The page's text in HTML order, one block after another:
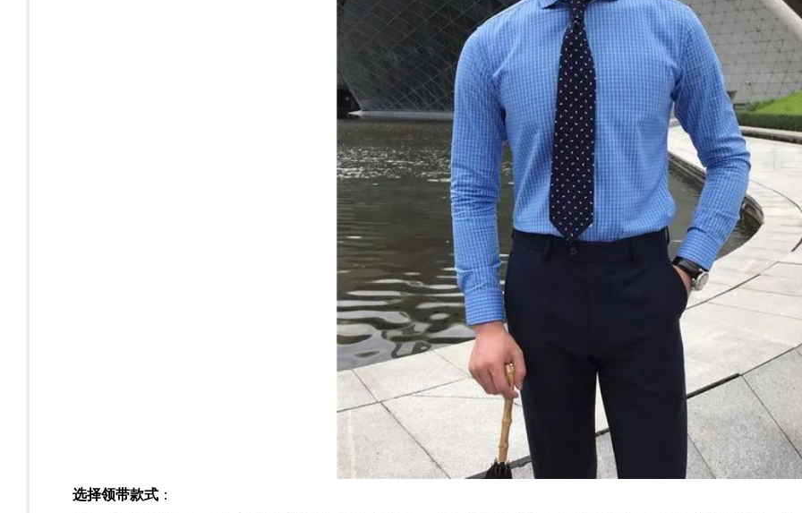
选择领带款式：